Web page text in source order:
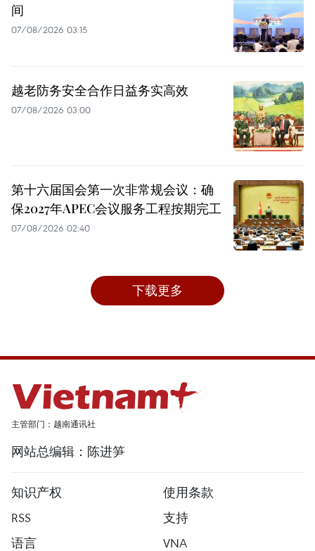
间
07/08/2026 03:15
越老防务安全合作日益务实高效
07/08/2026 03:00
第十六届国会第一次非常规会议：确
保2027年APEC会议服务工程按期完工
07/08/2026 02:40
下载更多
主管部门：越南通讯社
网站总编辑：陈进笋
知识产权
使用条款
RSS
支持
语言
VNA